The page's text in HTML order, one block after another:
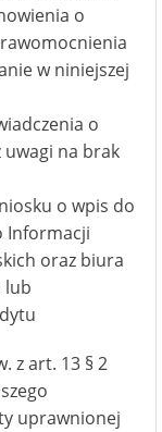
o
w niniejszej
o
na brak
o wpis do
Informacji
oraz biura
lub
z art. 13 § 2
uprawnionej